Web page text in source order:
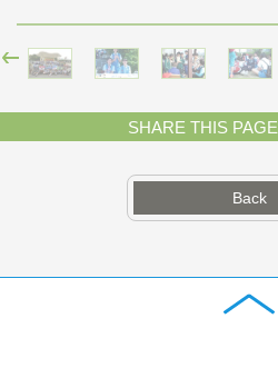
SHARE THIS PAGE
Back